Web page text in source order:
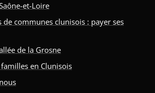
et-Loire
de communes clunisois : payer ses
de la Grosne
en Clunisois